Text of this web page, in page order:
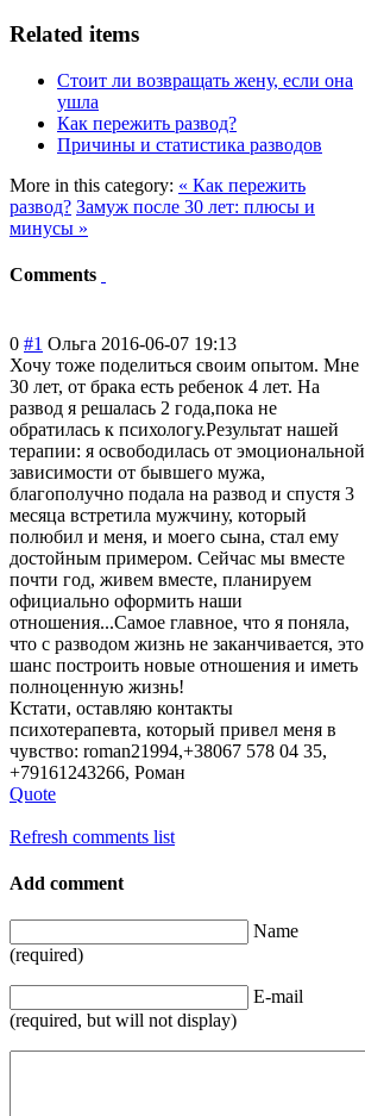
Related items
Стоит ли возвращать жену, если она
ушла
Как пережить развод?
Причины и статистика разводов
More in this category: « Как пережить
развод? Замуж после 30 лет: плюсы и
минусы »
Comments
0 #1 Ольга 2016-06-07 19:13
Хочу тоже поделиться своим опытом. Мне
30 лет, от брака есть ребенок 4 лет. На
развод я решалась 2 года,пока не
обратилась к психологу.Результат нашей
терапии: я освободилась от эмоциональной
зависимости от бывшего мужа,
благополучно подала на развод и спустя 3
месяца встретила мужчину, который
полюбил и меня, и моего сына, стал ему
достойным примером. Сейчас мы вместе
почти год, живем вместе, планируем
официально оформить наши
отношения...Самое главное, что я поняла,
что с разводом жизнь не заканчивается, это
шанс построить новые отношения и иметь
полноценную жизнь!
Кстати, оставляю контакты
психотерапевта, который привел меня в
чувство: roman21994,+38067 578 04 35,
+79161243266, Роман
Quote
Refresh comments list
Add comment
Name
(required)
E-mail
(required, but will not display)